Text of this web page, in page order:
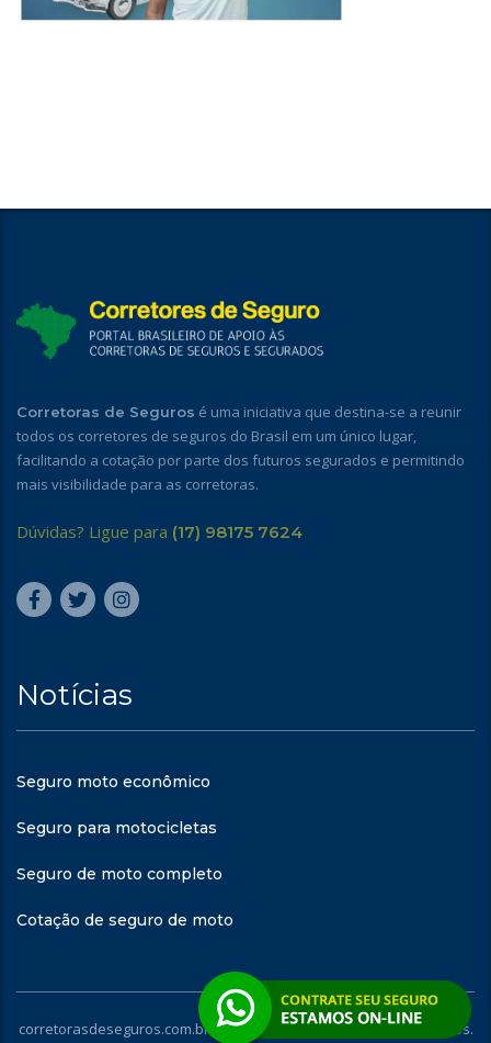
Corretoras de Seguros é uma iniciativa que destina-se a reunir
todos os corretores de seguros do Brasil em um único lugar,
facilitando a cotação por parte dos futuros segurados e permitindo
mais visibilidade para as corretoras.
Dúvidas? Ligue para (17) 98175 7624
Notícias
Seguro moto econômico
Seguro para motocicletas
Seguro de moto completo
Cotação de seguro de moto
corretorasdeseguros.com.br - © 2023. Todos os direitos reservados.